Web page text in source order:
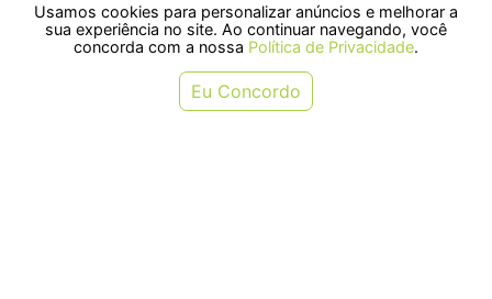
Usamos cookies para personalizar anúncios e melhorar a
sua experiência no site. Ao continuar navegando, você
concorda com a nossa Política de Privacidade.
Eu Concordo
SELOS
Rua Pre. Frederico Hardt, 119 - Centro, Indaial - SC, 89080-018